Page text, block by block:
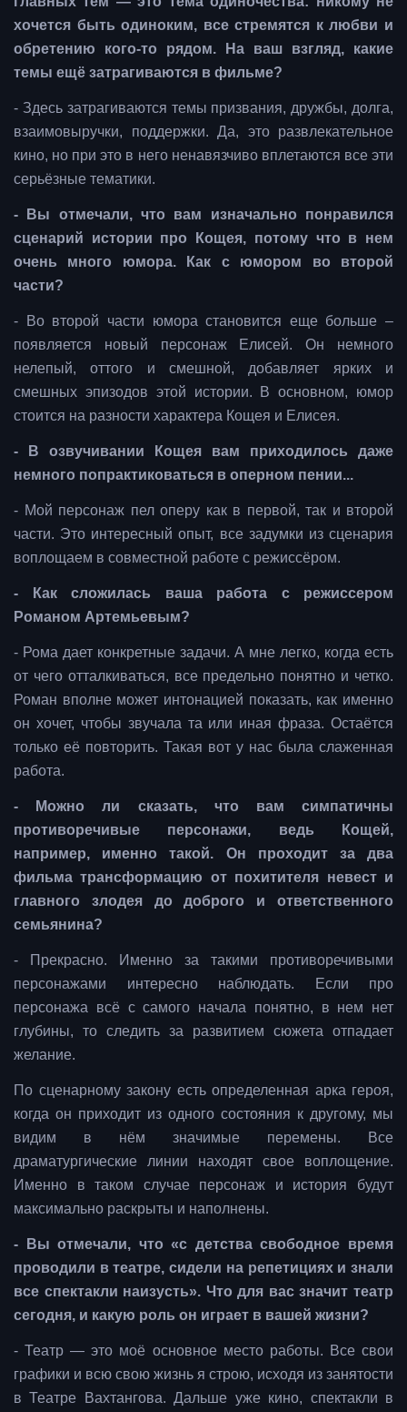
хочется быть одиноким, все стремятся к любви и
обретению кого-то рядом. На ваш взгляд, какие
темы ещё затрагиваются в фильме?
- Здесь затрагиваются темы призвания, дружбы, долга,
взаимовыручки, поддержки. Да, это развлекательное
кино, но при это в него ненавязчиво вплетаются все эти
серьёзные тематики.
- Вы отмечали, что вам изначально понравился
сценарий истории про Кощея, потому что в нем
очень много юмора. Как с юмором во второй
части?
- Во второй части юмора становится еще больше –
появляется новый персонаж Елисей. Он немного
нелепый, оттого и смешной, добавляет ярких и
смешных эпизодов этой истории. В основном, юмор
стоится на разности характера Кощея и Елисея.
- В озвучивании Кощея вам приходилось даже
немного попрактиковаться в оперном пении...
- Мой персонаж пел оперу как в первой, так и второй
части. Это интересный опыт, все задумки из сценария
воплощаем в совместной работе с режиссёром.
- Как сложилась ваша работа с режиссером
Романом Артемьевым?
- Рома дает конкретные задачи. А мне легко, когда есть
от чего отталкиваться, все предельно понятно и четко.
Роман вполне может интонацией показать, как именно
он хочет, чтобы звучала та или иная фраза. Остаётся
только её повторить. Такая вот у нас была слаженная
работа.
- Можно ли сказать, что вам симпатичны
противоречивые персонажи, ведь Кощей,
например, именно такой. Он проходит за два
фильма трансформацию от похитителя невест и
главного злодея до доброго и ответственного
семьянина?
- Прекрасно. Именно за такими противоречивыми
персонажами интересно наблюдать. Если про
персонажа всё с самого начала понятно, в нем нет
глубины, то следить за развитием сюжета отпадает
желание.
По сценарному закону есть определенная арка героя,
когда он приходит из одного состояния к другому, мы
видим в нём значимые перемены. Все
драматургические линии находят свое воплощение.
Именно в таком случае персонаж и история будут
максимально раскрыты и наполнены.
- Вы отмечали, что «с детства свободное время
проводили в театре, сидели на репетициях и знали
все спектакли наизусть». Что для вас значит театр
сегодня, и какую роль он играет в вашей жизни?
- Театр — это моё основное место работы. Все свои
графики и всю свою жизнь я строю, исходя из занятости
в Театре Вахтангова. Дальше уже кино, спектакли в